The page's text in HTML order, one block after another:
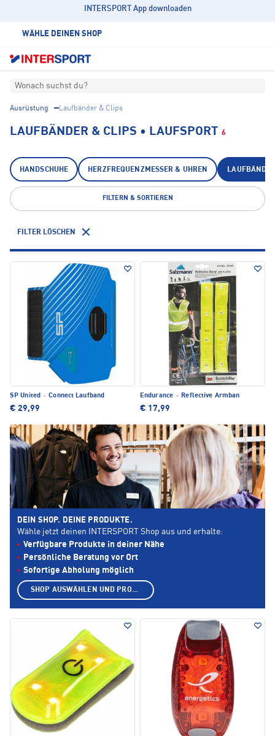
INTERSPORT App downloaden
WÄHLE DEINEN SHOP
Wonach suchst du?
Ausrüstung Laufbänder & Clips
LAUFBÄNDER & CLIPS • LAUFSPORT 6
HANDSCHUHE HERZFREQUENZMESSER & UHREN
FILTERN & SORTIEREN
FILTER LÖSCHEN
SP United · Connect Laufband
€ 29,99
Endurance · Reflective Armban
€ 17,99
DEIN SHOP. DEINE PRODUKTE.
Wähle jetzt deinen INTERSPORT Shop aus und erhalte:
Verfügbare Produkte in deiner Nähe
Persönliche Beratung vor Ort
Sofortige Abholung möglich
SHOP AUSWÄHLEN UND PRODUKTE ANZEIGEN